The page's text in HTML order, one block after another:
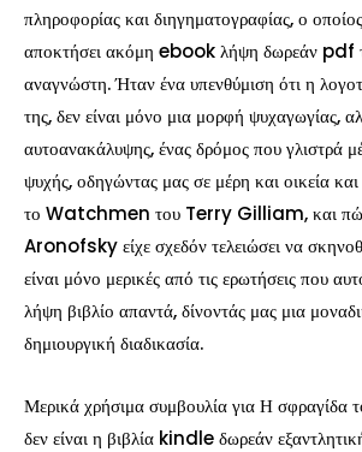
πληροφορίας και διηγηματογραφίας, ο
αποκτήσει ακόμη ebook λήψη δωρεάν pdf
αναγνώστη. Ήταν ένα υπενθύμιση ότι η
της, δεν είναι μόνο μια μορφή ψυχαγωγίας,
αυτοανακάλυψης, ένας δρόμος που γλιστρά
ψυχής, οδηγώντας μας σε μέρη και οικεία
το Watchmen του Terry Gilliam, και
Aronofsky είχε σχεδόν τελειώσει να
είναι μόνο μερικές από τις ερωτήσεις που
λήψη βιβλίο απαντά, δίνοντάς μας μια
δημιουργική διαδικασία.
Μερικά χρήσιμα συμβουλία για Η σφραγίδα
δεν είναι η βιβλία kindle δωρεάν